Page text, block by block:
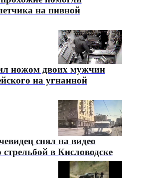
на пивной
ножом двоих мужчин
на угнанной
снял на видео
стрельбой в Кисловодске